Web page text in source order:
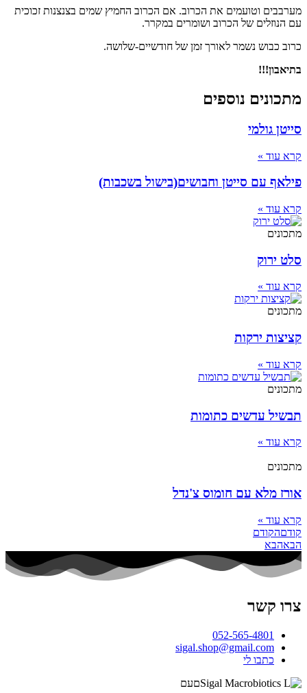
מערבבים וטועמים את הכרוב. אם הכרוב החמיץ שמים בצנצנות זכוכית
עם הנוזלים של הכרוב ושומרים במקרר.
כרוב כבוש נשמר לאורך זמן של חודשיים-שלושה.
בתיאבון!!!
מתכונים נוספים
סייטן גולמי
קרא עוד »
פילאף עם סייטן וחבושים(בישול בשכבות)
קרא עוד »
מתכונים
סלט ירוק
קרא עוד »
מתכונים
קציצות ירקות
קרא עוד »
מתכונים
תבשיל עדשים כתומות
קרא עוד »
מתכונים
אורז מלא עם חומוס צ'נדל
קרא עוד »
קודםהקודם
הבאהבא
צרו קשר
052-565-4801
sigal.shop@gmail.com
כתבו לי